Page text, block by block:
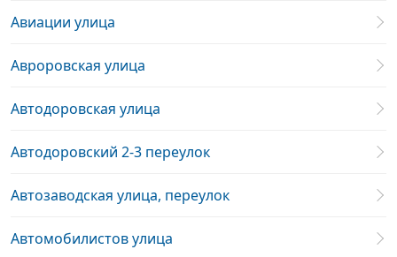
Авиации улица
Авроровская улица
Автодоровская улица
Автодоровский 2-3 переулок
Автозаводская улица, переулок
Автомобилистов улица